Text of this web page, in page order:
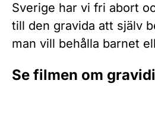
Sverige har vi fri abort
till den gravida att själv
man vill behålla barnet
Se filmen om